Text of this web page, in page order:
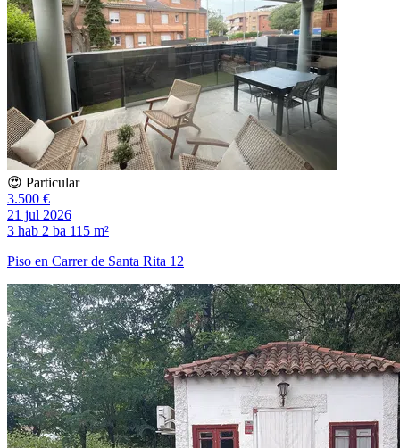
😍 Particular
3.500 €
21 jul 2026
3 hab 2 ba 115 m²
Piso en Carrer de Santa Rita 12